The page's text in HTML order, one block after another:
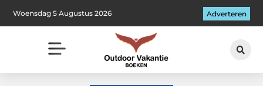
Woensdag 5 Augustus 2026 Adverteren